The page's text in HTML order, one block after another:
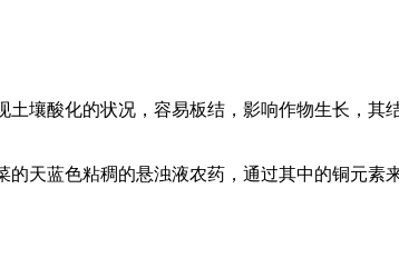
壤酸化的状况，容易板结，影响作物生长，
天蓝色粘稠的悬浊液农药，通过其中的铜元素